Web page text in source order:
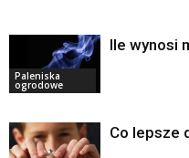
Paleniska
ogrodowe
Ile wynosi
Co lepsze